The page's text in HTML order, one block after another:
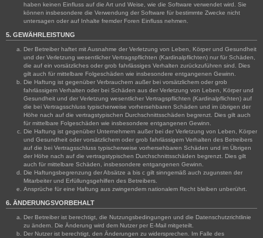
haben keinen Einfluss auf die Art und Weise, wie die Software verwendet wird. Sie
können insbesondere die Verwendung der Software für bestimmte Zwecke nicht
untersagen oder auf Inhalte fremder Foren Einfluss nehmen.
5. GEWÄHRLEISTUNG
Der Betreiber haftet mit Ausnahme der Verletzung von Leben, Körper und Gesundheit
und der Verletzung wesentlicher Vertragspflichten (Kardinalpflichten) nur für Schäden,
die auf ein vorsätzliches oder grob fahrlässiges Verhalten zurückzuführen sind. Dies
gilt auch für mittelbare Folgeschäden wie insbesondere entgangenen Gewinn.
Die Haftung ist gegenüber Verbrauchern außer bei vorsätzlichem oder grob
fahrlässigem Verhalten oder bei Schäden aus der Verletzung von Leben, Körper und
Gesundheit und der Verletzung wesentlicher Vertragspflichten (Kardinalpflichten) auf
die bei Vertragsschluss typischerweise vorhersehbaren Schäden und im übrigen der
Höhe nach auf die vertragstypischen Durchschnittsschäden begrenzt. Dies gilt auch
für mittelbare Folgeschäden wie insbesondere entgangenen Gewinn.
Die Haftung ist gegenüber Unternehmern außer bei der Verletzung von Leben, Körper
und Gesundheit oder vorsätzlichem oder grob fahrlässigem Verhalten des Betreibers
auf die bei Vertragsschluss typischerweise vorhersehbaren Schäden und im Übrigen
der Höhe nach auf die vertragstypischen Durchschnittsschäden begrenzt. Dies gilt
auch für mittelbare Schäden, insbesondere entgangenen Gewinn.
Die Haftungsbegrenzung der Absätze a bis c gilt sinngemäß auch zugunsten der
Mitarbeiter und Erfüllungsgehilfen des Betreibers.
Ansprüche für eine Haftung aus zwingendem nationalem Recht bleiben unberührt.
6. ÄNDERUNGSVORBEHALT
Der Betreiber ist berechtigt, die Nutzungsbedingungen und die Datenschutzrichtlinie
zu ändern. Die Änderung wird dem Nutzer per E-Mail mitgeteilt.
Der Nutzer ist berechtigt, den Änderungen zu widersprechen. Im Falle des